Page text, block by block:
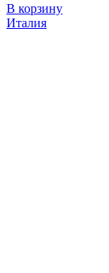
В корзину
Италия